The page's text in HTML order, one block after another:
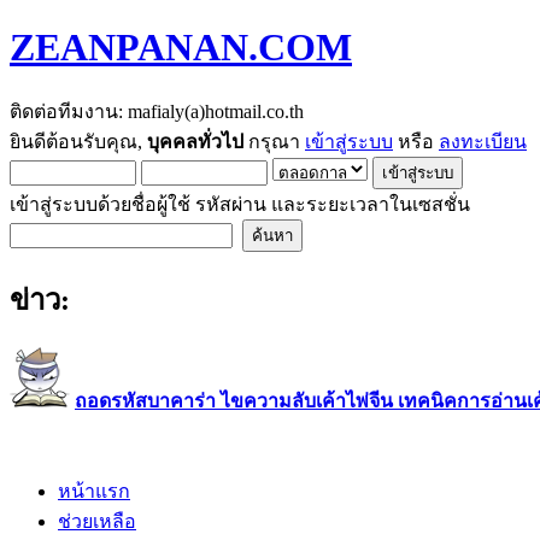
ZEANPANAN.COM
ติดต่อทีมงาน: mafialy(a)hotmail.co.th
ยินดีต้อนรับคุณ, บุคคลทั่วไป กรุณา เข้าสู่ระบบ หรือ ลงทะเบียน
เข้าสู่ระบบด้วยชื่อผู้ใช้ รหัสผ่าน และระยะเวลาในเซสชั่น
ข่าว:
ถอดรหัสบาคาร่า ไขความลับเค้าไพ่จีน เทคนิคการอ่าน
หน้าแรก
ช่วยเหลือ